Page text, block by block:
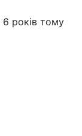
6 років тому